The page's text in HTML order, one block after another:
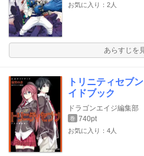
お気に入り：2人
あらすじを
トリニティセ
イドブック
ドラゴンエイジ編集部
巻 740pt
お気に入り：4人